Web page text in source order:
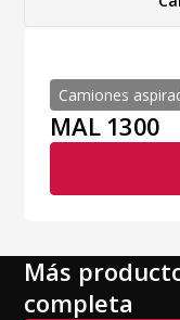
Camiones
MAL 1300
Más
completa